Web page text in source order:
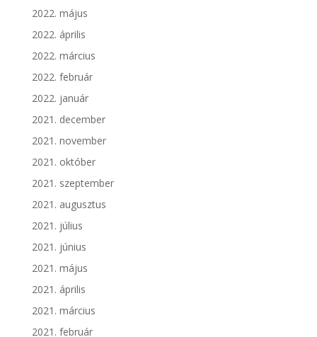
2022. május
2022. április
2022. március
2022. február
2022. január
2021. december
2021. november
2021. október
2021. szeptember
2021. augusztus
2021. július
2021. június
2021. május
2021. április
2021. március
2021. február